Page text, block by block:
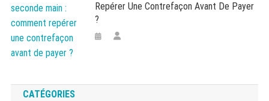
Repérer Une Contrefaçon Avant De Payer
?
CATÉGORIES